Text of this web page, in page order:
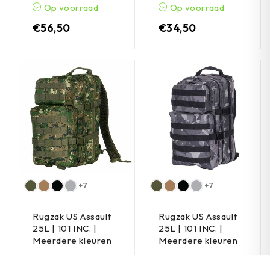
Op voorraad
€56,50
Op voorraad
€34,50
+7
Rugzak US Assault
25L | 101 INC. |
Meerdere kleuren
+7
Rugzak US Assault
25L | 101 INC. |
Meerdere kleuren